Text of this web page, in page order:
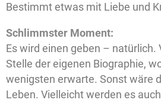
Bestimmt etwas mit Liebe und
Schlimmster Moment:
Es wird einen geben – natürlich.
Stelle der eigenen Biographie,
wenigsten erwarte. Sonst wäre
Leben. Vielleicht werden es